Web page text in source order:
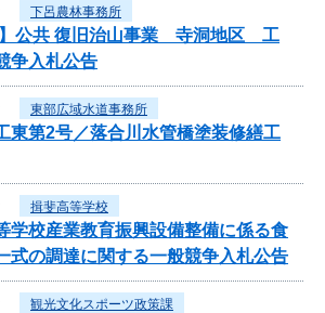
下呂農林事務所
】公共 復旧治山事業 寺洞地区 工
争入札公告
東部広域水道事務所
東第2号／落合川水管橋塗装修繕工
揖斐高等学校
学校産業教育振興設備整備に係る食
式の調達に関する一般競争入札公告
観光文化スポーツ政策課